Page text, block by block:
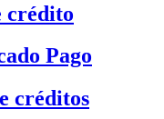
crédito
Pago
créditos